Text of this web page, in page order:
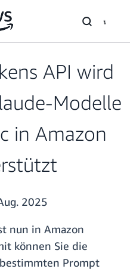
API wird
Modelle
in Amazon
2025
nun in Amazon
können Sie die
Prompt